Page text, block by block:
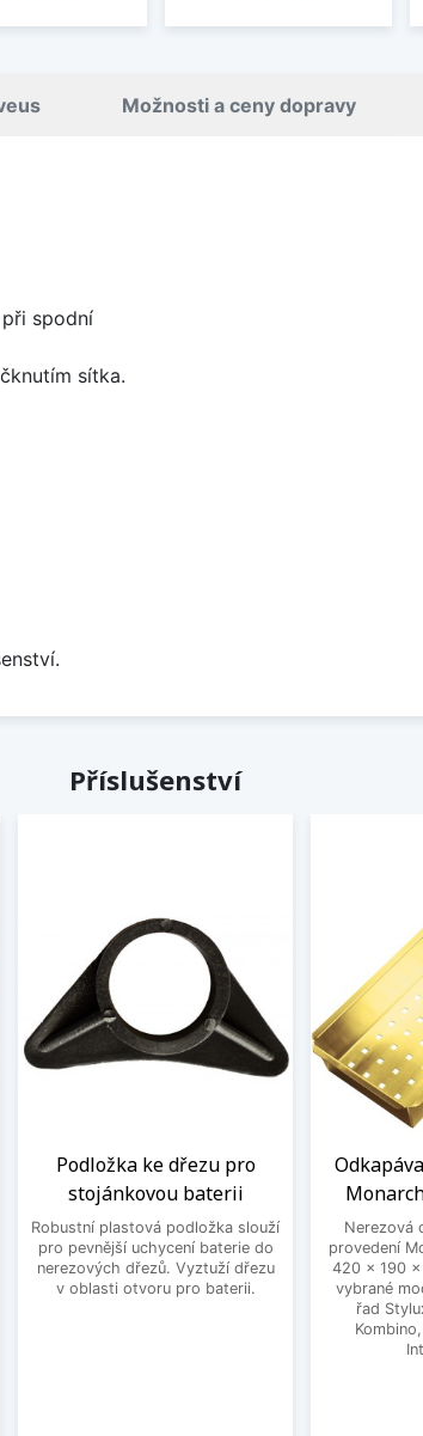
Možnosti a ceny dopravy
spodní
sítka.
Příslušenství
Podložka ke dřezu pro
stojánkovou baterii
Robustní plastová podložka slouží
pro pevnější uchycení baterie do
nerezových dřezů. Vyztuží dřezu
v oblasti otvoru pro baterii.
Nerezová
provedení
420 x 190 x
vybrané
řad